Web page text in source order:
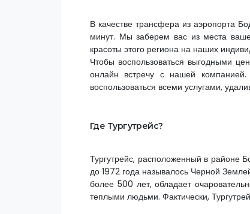
В качестве трансфера из аэропорта
минут. Мы заберем вас из места
красоты этого региона на наших
Чтобы воспользоваться выгодными
онлайн встречу с нашей
воспользоваться всеми услугами,
Где Тургутрейс?
Тургутрейс, расположенный в районе
до 1972 года называлось Черной
более 500 лет, обладает
теплыми людьми. Фактически,